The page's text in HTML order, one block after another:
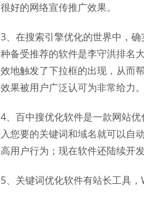
很好的网络宣传推广效果。
3、在搜索引擎优化的世界中，
种备受推荐的软件是李守洪排名
效地触发了下拉框的出现，从而
效果被用户广泛认可为非常给力。
4、百中搜优化软件是一款网站
入您要的关键词和域名就可以自
高用户行为；现在软件还陆续开
5、关键词优化软件有站长工具